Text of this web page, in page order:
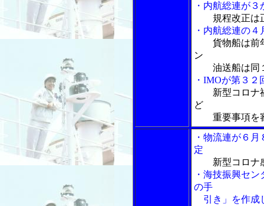
・内航総連が
規程改正は
・内航総連の
貨物船は前
ン
油送船は同１
・IMOが第３
新型コロナ
ど
重要事項を
・物流連が６
定
新型コロナ
・海技振興セ
の手
引き」を作成